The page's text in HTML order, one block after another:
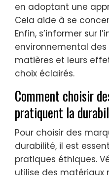
en adoptant une
Cela aide à se
Enfin, s’informer sur
environnemental des
matières et leurs
choix éclairés.
Comment choisir
pratiquent la
Pour choisir des
durabilité, il est
pratiques éthiques.
utilise des matériaux